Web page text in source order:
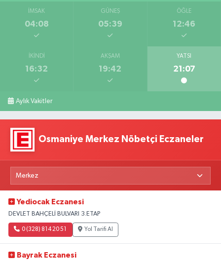
İMSAK
04:08
GÜNEŞ
05:39
ÖĞLE
12:46
İKINDI
16:32
AKŞAM
19:42
YATSI
21:07
Aylık Vakitler
Osmaniye Merkez Nöbetçi Eczaneler
Yediocak Eczanesi
DEVLET BAHÇELİ BULVARI 3.ETAP
0 (328) 814 20 51 Yol Tarifi Al
Bayrak Eczanesi